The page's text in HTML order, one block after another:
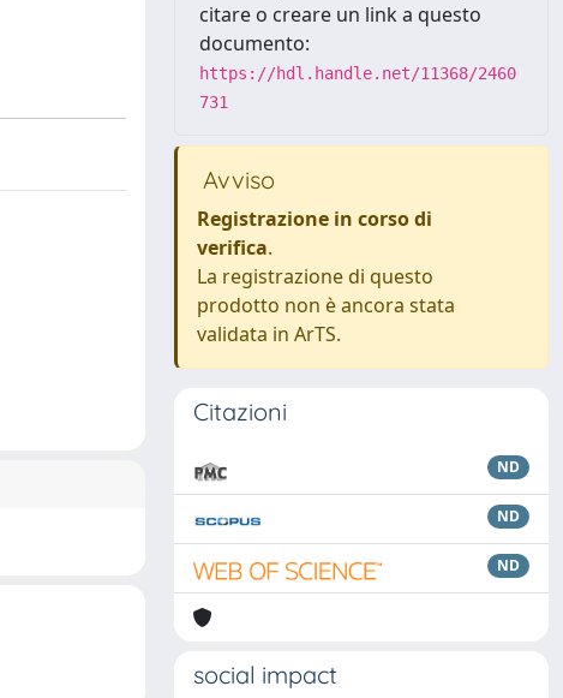
citare o creare un link a questo
documento:
https://hdl.handle.net/11368/2460
731
Avviso
Registrazione in corso di
verifica.
La registrazione di questo
prodotto non è ancora stata
validata in ArTS.
Citazioni
ND
ND
ND
social impact